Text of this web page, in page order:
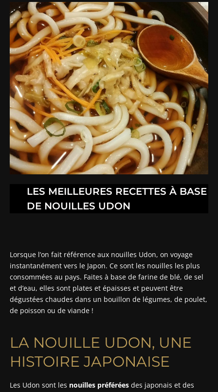
LES MEILLEURES RECETTES À BASE
DE NOUILLES UDON
Lorsque l’on fait référence aux nouilles Udon, on voyage
instantanément vers le Japon. Ce sont les nouilles les plus
consommées au pays. Faites à base de farine de blé, de sel
et d’eau, elles sont plates et épaisses et peuvent être
dégustées chaudes dans un bouillon de légumes, de poulet,
de poisson ou de viande !
LA NOUILLE UDON, UNE
HISTOIRE JAPONAISE
Les Udon sont les nouilles préférées des japonais et des